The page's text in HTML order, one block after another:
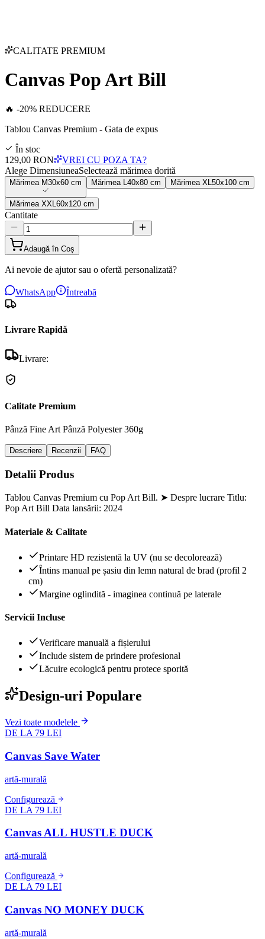
CALITATE PREMIUM
Canvas Pop Art Bill
🔥 -20% REDUCERE
Tablou Canvas Premium - Gata de expus
În stoc
129,00 RON
VREI CU POZA TA?
Alege DimensiuneaSelectează mărimea dorită
Mărimea M30x60 cm Mărimea 40x80 cm Mărimea XL 50x100 cm
Mărimea XXL 60x120 cm
Cantitate
Adaugă în Coș
Ai nevoie de ajutor sau o ofertă personalizată?
WhatsApp Întreabă
Livrare Rapidă
Livrare:
Calitate Premium
Pânză Fine Art Pânză Polyester 360g
Descriere Recenzii FAQ
Detalii Produs
Tablou Canvas Premium cu Pop Art Bill. ➤ Despre lucrare Titlu:
Pop Art Bill Data lansării: 2024
Materiale & Calitate
Printare HD rezistentă la UV (nu se decolorează)
Întins manual pe șasiu din lemn natural de brad (profil 2
cm)
Margine oglindită - imaginea continuă pe laterale
Servicii Incluse
Verificare manuală a fișierului
Include sistem de prindere profesional
Lăcuire ecologică pentru protece sporită
Design-uri Populare
Vezi toate modelele
DE LA 79 LEI
Canvas Save Water
artă-murală
Configurează
DE LA 79 LEI
Canvas ALL HUSTLE DUCK
artă-murală
Configurează
DE LA 79 LEI
Canvas NO MONEY DUCK
artă-murală